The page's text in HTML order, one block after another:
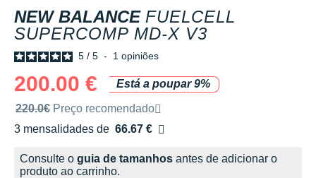
NEW BALANCE FUELCELL
SUPERCOMP MD-X V3
5 / 5 - 1 opiniões
200.00 €
Está a poupar 9%
Preço de venda recomendado pela marca
220.0€ Preço recomendado
3 mensalidades de 66.67 €
sem custos
Consulte o guia de tamanhos antes de adicionar o
produto ao carrinho.